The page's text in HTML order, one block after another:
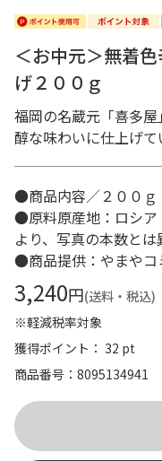
＜お中元＞無着
げ２００ｇ
福岡の名蔵元「喜多
醇な味わいに仕上げて
●商品内容／２００ｇ
●原料原産地：ロシ
より、写真の本数と
●商品提供：やまやコ
3,240円(送料・税込)
※軽減税率対象
獲得ポイント： 32 pt
商品番号
8095134941